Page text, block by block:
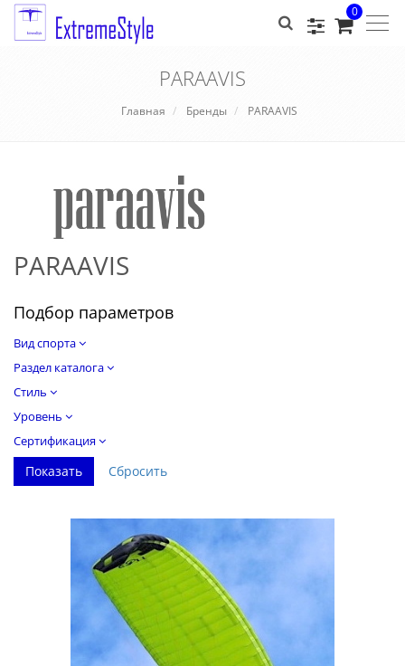
0
PARAAVIS
Главная Бренды PARAAVIS
PARAAVIS
Подбор параметров
Вид спорта
Раздел каталога
Стиль
Уровень
Сертификация